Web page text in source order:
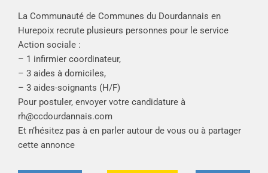
La Communauté de Communes du Dourdannais en
Hurepoix recrute plusieurs personnes pour le service
Action sociale :
– 1 infirmier coordinateur,
– 3 aides à domiciles,
– 3 aides-soignants (H/F)
Pour postuler, envoyer votre candidature à
rh@ccdourdannais.com
Et n’hésitez pas à en parler autour de vous ou à partager
cette annonce